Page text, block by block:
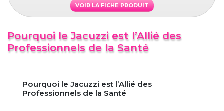
VOIR LA FICHE PRODUIT
Pourquoi le Jacuzzi est l’Allié des
Professionnels de la Santé
Pourquoi le Jacuzzi est l’Allié des
Professionnels de la Santé